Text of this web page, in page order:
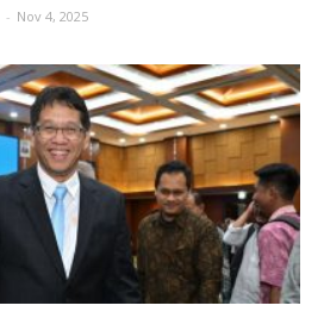
- Nov 4, 2025